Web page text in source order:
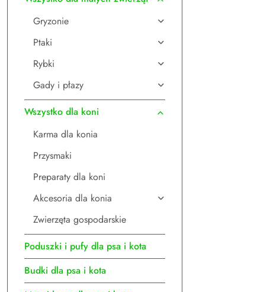
Gryzonie
Ptaki
Rybki
Gady i płazy
Wszystko dla koni
Karma dla konia
Przysmaki
Preparaty dla koni
Akcesoria dla konia
Zwierzęta gospodarskie
Poduszki i pufy dla psa i kota
Budki dla psa i kota